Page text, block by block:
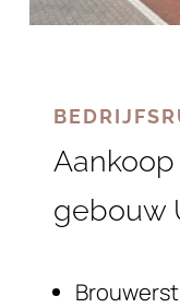
gebouw